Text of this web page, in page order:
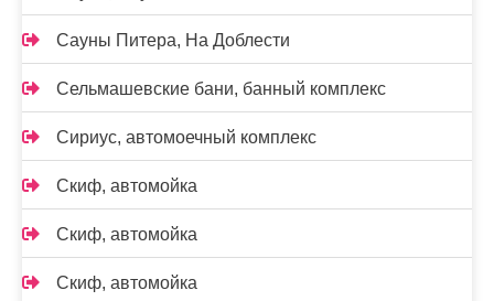
Сауны Питера, На Доблести
Сельмашевские бани, банный комплекс
Сириус, автомоечный комплекс
Скиф, автомойка
Скиф, автомойка
Скиф, автомойка